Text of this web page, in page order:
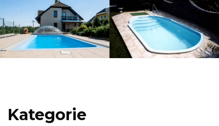
Kategorie